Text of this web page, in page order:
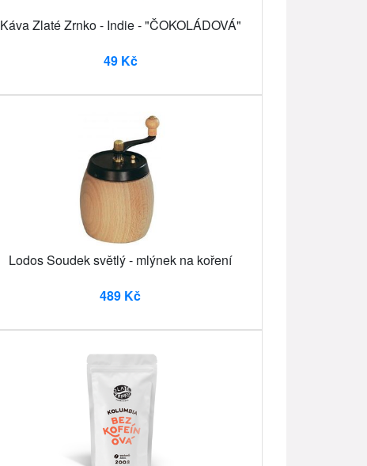
Káva Zlaté Zrnko - Indie - "ČOKOLÁDOVÁ"
49 Kč
Lodos Soudek světlý - mlýnek na koření
489 Kč